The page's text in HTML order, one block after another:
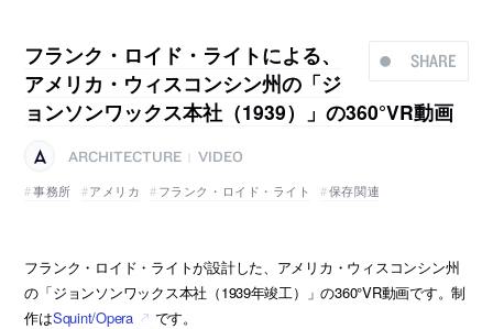
SHARE
フランク・ロイド・ライトによる、
アメリカ・ウィスコンシン州の「ジ
ョンソンワックス本社（1939）」の360°VR動画
ARCHITECTURE
VIDEO
事務所
アメリカ フランク・ロイド・ライト 保存関連
フランク・ロイド・ライトが設計した、アメリカ・ウィスコンシン州
の「ジョンソンワックス本社（1939年竣工）」の360°VR動画です。制
作はSquint/Opera です。